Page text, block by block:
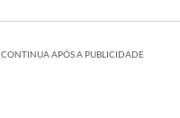
CONTINUA APÓS A PUBLICIDADE